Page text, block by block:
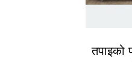
तपाइको